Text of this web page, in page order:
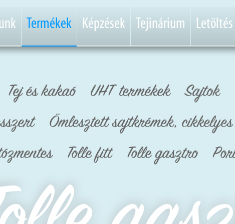
Termékek Képzések Tejinárium Letöltés
Tej és kakaó UHT termékek Sajtok
Ömlesztett sajtkrémek,
Tolle fitt Tolle gasztro